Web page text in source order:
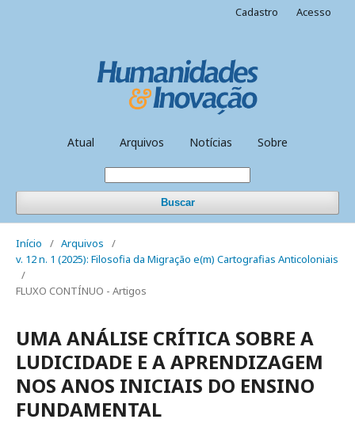
Atual Arquivos Notícias Sobre
Buscar
Cadastro Acesso
Início / Arquivos
/
v. 12 n. 1 (2025): Filosofia da Migração e(m) Cartografias Anticoloniais
/
FLUXO CONTÍNUO - Artigos
UMA ANÁLISE CRÍTICA SOBRE A
LUDICIDADE E A APRENDIZAGEM
NOS ANOS INICIAIS DO ENSINO
FUNDAMENTAL